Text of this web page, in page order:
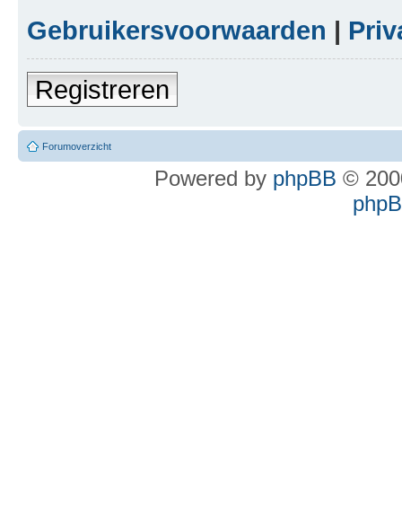
Gebruikersvoorwaarden |
Registreren
Forumoverzicht
Powered by phpBB ©